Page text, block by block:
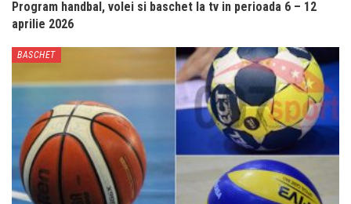
Program handbal, volei si baschet la tv in perioada 6 – 12
aprilie 2026
BASCHET